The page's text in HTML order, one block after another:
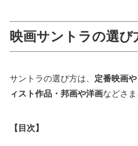
映画サントラの選び
サントラの選び方は、 定番映画
ィスト作品・邦画や洋画などさま
【目次】